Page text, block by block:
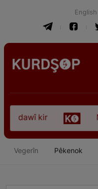
English
dawî kir
Vegerîn Pêkenok